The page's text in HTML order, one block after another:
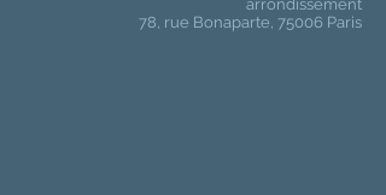
arrondissement
78, rue Bonaparte, 75006 Paris